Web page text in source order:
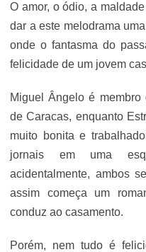
O amor, o ódio, a
dar a este melodrama
onde o fantasma do
felicidade de um jovem
Miguel Ângelo é
de Caracas, enquanto
muito bonita e
jornais em uma
acidentalmente, ambos
assim começa um
conduz ao casamento.
Porém, nem tudo é